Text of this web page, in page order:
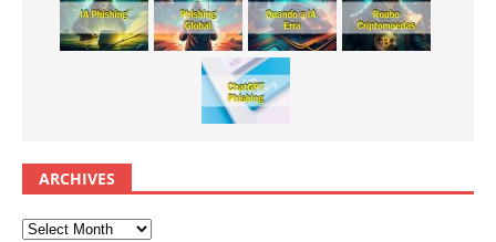
ARCHIVES